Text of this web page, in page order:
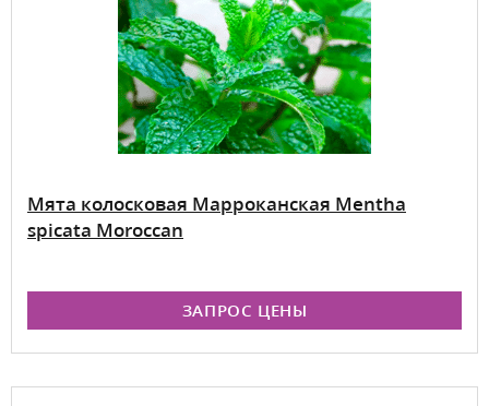
Мята колосковая Марроканская Mentha
spicata Moroccan
ЗАПРОС ЦЕНЫ